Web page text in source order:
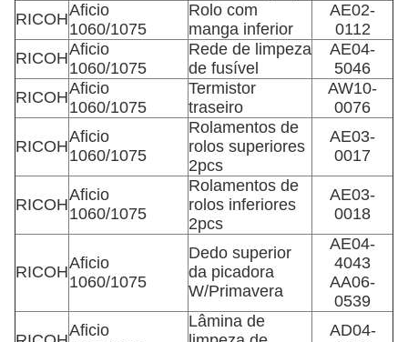
RICOHAficio
1060/1075
Rolo com
manga inferior
AE02-
0112
RICOHAficio
1060/1075
Rede de limpeza
de fusível
AE04-
5046
RICOHAficio
1060/1075
Termistor
traseiro
AW10-
0076
RICOH
Aficio
1060/1075
Rolamentos de
rolos superiores
2pcs
AE03-
0017
RICOH
Aficio
1060/1075
Rolamentos de
rolos inferiores
2pcs
AE03-
0018
RICOHAficio
1060/1075
Dedo superior
da picadora
W/Primavera
AE04-
4043
AA06-
0539
Aficio
Lâmina de
AD04-